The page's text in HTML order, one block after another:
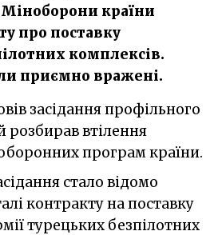
країни
про поставку
комплексів.
приємно вражені.
розбирав втілення
програм країни.
стало відомо
контракту на поставку
турецьких безпілотних